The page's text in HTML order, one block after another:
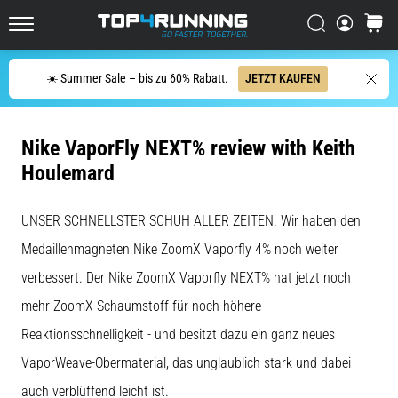
☀️ Summer Sale – bis zu 60% Rabatt. JETZT KAUFEN
Suchen
Entdecke
Schuhe
Straße
Trail
und…
Lesedauer 6 min
Die
häufigsten
für
Knieschmerzen
während
Nike VaporFly NEXT% review with Keith
Houlemard
UNSER SCHNELLSTER SCHUH ALLER ZEITEN. Wir haben den
Medaillenmagneten Nike ZoomX Vaporfly 4% noch weiter
verbessert. Der Nike ZoomX Vaporfly NEXT% hat jetzt noch
mehr ZoomX Schaumstoff für noch höhere
Reaktionsschnelligkeit - und besitzt dazu ein ganz neues
VaporWeave-Obermaterial, das unglaublich stark und dabei
auch verblüffend leicht ist.